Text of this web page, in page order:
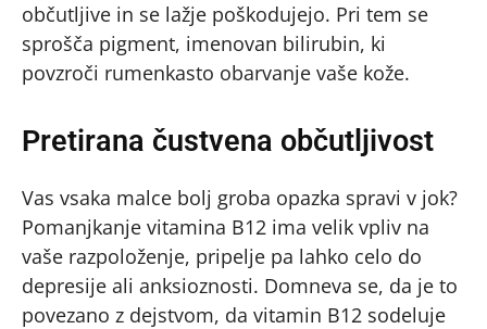
občutljive in se lažje poškodujejo. Pri tem se
sprošča pigment, imenovan bilirubin, ki
povzroči rumenkasto obarvanje vaše kože.
Pretirana čustvena občutljivost
Vas vsaka malce bolj groba opazka spravi v jok?
Pomanjkanje vitamina B12 ima velik vpliv na
vaše razpoloženje, pripelje pa lahko celo do
depresije ali anksioznosti. Domneva se, da je to
povezano z dejstvom, da vitamin B12 sodeluje